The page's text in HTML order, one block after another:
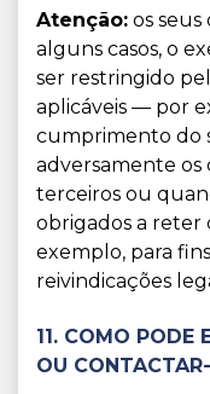
Atenção: os seus
alguns casos, o
ser restringido
aplicáveis — por
cumprimento do
adversamente os
terceiros ou
obrigados a reter
exemplo, para
reivindicações
11. COMO PODE
OU